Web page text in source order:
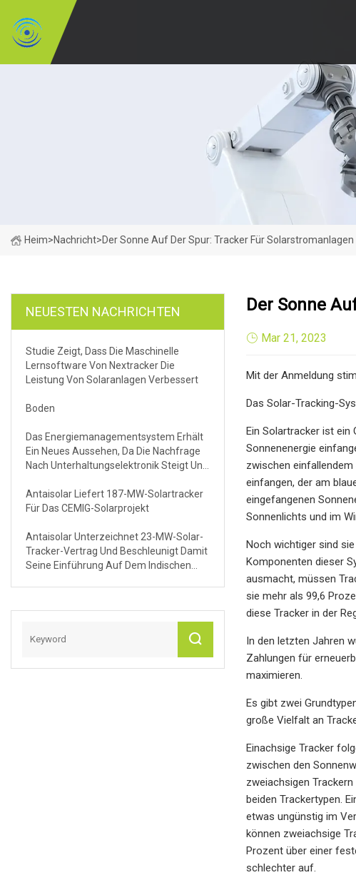
Heim>Nachricht>Der Sonne Auf Der Spur: Tracker Für Solarstromanlagen
NEUESTEN NACHRICHTEN
Studie Zeigt, Dass Die Maschinelle
Lernsoftware Von Nextracker Die
Leistung Von Solaranlagen Verbessert
Boden
Das Energiemanagementsystem Erhält
Ein Neues Aussehen, Da Die Nachfrage
Nach Unterhaltungselektronik Steigt Und
Antaisolar Liefert 187-MW-Solartracker
Für Das CEMIG-Solarprojekt
Antaisolar Unterzeichnet 23-MW-Solar-
Tracker-Vertrag Und Beschleunigt Damit
Seine Einführung Auf Dem Indischen
Der Sonne
Mar 21, 2023
Mit der Anmeldung
Das Solar-Tracking-
Ein Solartracker ist ein
Sonnenenergie
zwischen
einfangen, der am
eingefangenen
Sonnenlichts und im
Noch wichtiger sind
Komponenten dieser
ausmacht, müssen
sie mehr als 99,6
diese Tracker in der
In den letzten Jahren
Zahlungen für
maximieren.
Es gibt zwei
große Vielfalt an
Einachsige Tracker
zwischen den
zweiachsigen
beiden Trackertypen.
etwas ungünstig im
können zweiachsige
Prozent über einer
schlechter auf.